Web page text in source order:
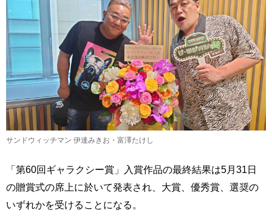
サンドウィッチマン 伊達みきお・富澤たけし
「第60回ギャラクシー賞」入賞作品の最終結果は5月31日
の贈賞式の席上に於いて発表され、大賞、優秀賞、選奨の
いずれかを受けることになる。